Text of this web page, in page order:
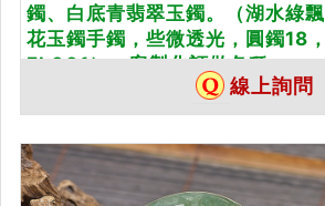
鐲、白底青翡翠玉鐲。（湖水綠飄
花玉鐲手鐲，些微透光，圓鐲18，
FL001）。客製化訂做各種...
線上詢問